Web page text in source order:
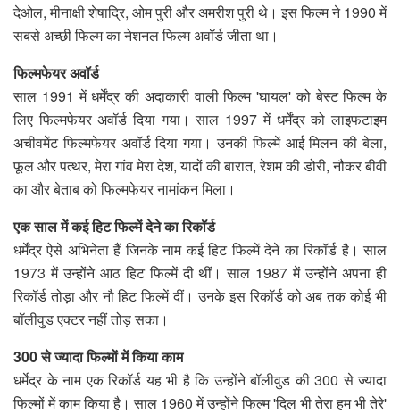
देओल, मीनाक्षी शेषाद्रि, ओम पुरी और अमरीश पुरी थे। इस फिल्म ने 1990 में
सबसे अच्छी फिल्म का नेशनल फिल्म अवॉर्ड जीता था।
फिल्मफेयर अवॉर्ड
साल 1991 में धर्मेंद्र की अदाकारी वाली फिल्म 'घायल' को बेस्ट फिल्म के
लिए फिल्मफेयर अवॉर्ड दिया गया। साल 1997 में धर्मेंद्र को लाइफटाइम
अचीवमेंट फिल्मफेयर अवॉर्ड दिया गया। उनकी फिल्में आई मिलन की बेला,
फूल और पत्थर, मेरा गांव मेरा देश, यादों की बारात, रेशम की डोरी, नौकर बीवी
का और बेताब को फिल्मफेयर नामांकन मिला।
एक साल में कई हिट फिल्में देने का रिकॉर्ड
धर्मेंद्र ऐसे अभिनेता हैं जिनके नाम कई हिट फिल्में देने का रिकॉर्ड है। साल
1973 में उन्होंने आठ हिट फिल्में दी थीं। साल 1987 में उन्होंने अपना ही
रिकॉर्ड तोड़ा और नौ हिट फिल्में दीं। उनके इस रिकॉर्ड को अब तक कोई भी
बॉलीवुड एक्टर नहीं तोड़ सका।
300 से ज्यादा फिल्मों में किया काम
धर्मेद्र के नाम एक रिकॉर्ड यह भी है कि उन्होंने बॉलीवुड की 300 से ज्यादा
फिल्मों में काम किया है। साल 1960 में उन्होंने फिल्म 'दिल भी तेरा हम भी तेरे'